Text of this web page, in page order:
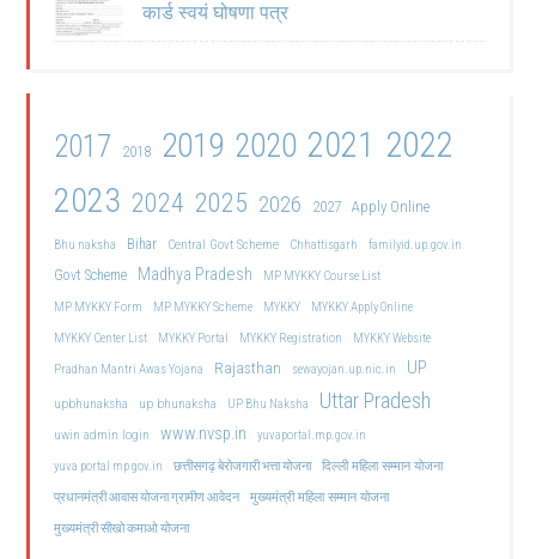
कार्ड स्वयं घोषणा पत्र
2017 2018 2019 2020 2021 2022
2023 2024 2025 2026 2027 Apply Online
Bhu naksha Bihar Central Govt Scheme Chhattisgarh familyid.up.gov.in
Govt Scheme Madhya Pradesh
MP MYKKY Course List
MP MYKKY Form
MP MYKKY Scheme MYKKY
MYKKY Apply Online
MYKKY Center List
MYKKY Portal MYKKY Registration
MYKKY Website
Pradhan Mantri Awas Yojana
Rajasthan sewayojan.up.nic.in UP
upbhunaksha up bhunaksha UP Bhu Naksha Uttar Pradesh
uwin admin login www.nvsp.in
yuvaportal.mp.gov.in
yuva portal mp gov.in
छत्तीसगढ़ बेरोजगारी भत्ता योजना दिल्ली महिला सम्मान योजना
प्रधानमंत्री आवास योजना ग्रामीण आवेदन मुख्यमंत्री महिला सम्मान योजना
मुख्यमंत्री सीखो कमाओ योजना